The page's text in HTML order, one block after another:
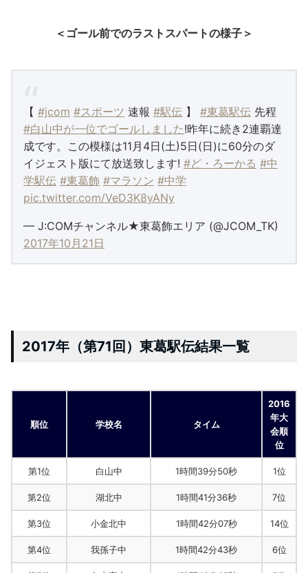
＜ゴール前でのラストスパートの様子＞
【 #jcom #スポーツ 速報 #駅伝 】 #東葛駅伝 先程
#白山中が一位でゴールしました!昨年に続き2連覇達
成です。この模様は11月4日(土)5日(日)に60分のダ
イジェスト版にて放送致します! #ど・ろーかる #中
学駅伝 #東葛飾 #マラソン #中学
pic.twitter.com/VeD3K8yANy
— J:COMチャンネル★東葛飾エリア (@JCOM_TK)
2017年10月21日
2017年（第71回）東葛駅伝結果一覧
順位 学校名 タイム
2016
年大
会順
位
第1位 白山中 1時間39分50秒 1位
第2位 湖北中 1時間41分36秒 7位
第3位 小金北中 1時間42分07秒 14位
第4位 我孫子中 1時間42分43秒 6位